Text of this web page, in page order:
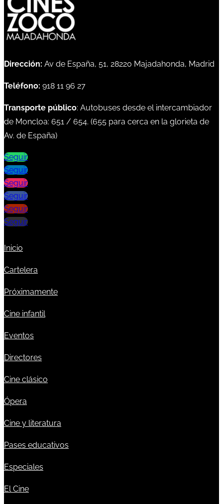
Dirección: Av de España, 51, 28220 Majadahonda, Madrid
Teléfono: 918 11 96 27
Transporte público: Autobuses desde el intercambiador
de Moncloa: 651 / 654. (655 para cerca en la glorieta de
Av. de España)
Seguir
Seguir
Seguir
Seguir
Seguir
Seguir
Inicio
Cartelera
Próximamente
Cine infantil
Eventos
Directores
Cine clásico
Ópera
Cine y literatura
Pases educativos
Especiales
El Cine